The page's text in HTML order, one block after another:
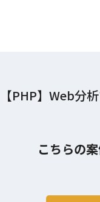
【PHP】Web分
こちらの